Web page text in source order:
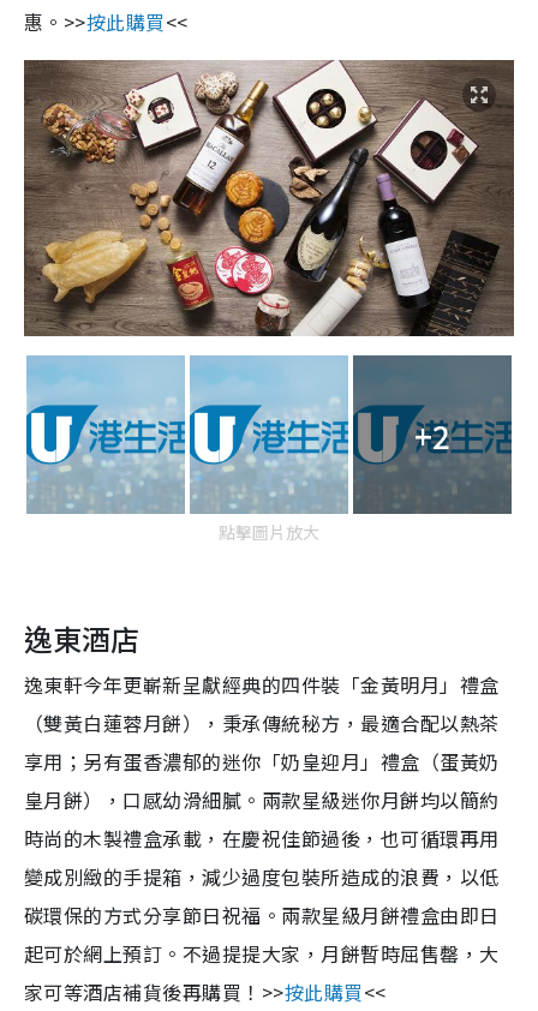
惠。>>按此購買<<
+2
點擊圖片放大
逸東酒店
逸東軒今年更嶄新呈獻經典的四件裝「金黃明月」禮盒
（雙黃白蓮蓉月餅），秉承傳統秘方，最適合配以熱茶
享用；另有蛋香濃郁的迷你「奶皇迎月」禮盒（蛋黃奶
皇月餅），口感幼滑細膩。兩款星級迷你月餅均以簡約
時尚的木製禮盒承載，在慶祝佳節過後，也可循環再用
變成別緻的手提箱，減少過度包裝所造成的浪費，以低
碳環保的方式分享節日祝福。兩款星級月餅禮盒由即日
起可於網上預訂。不過提提大家，月餅暫時屈售罄，大
家可等酒店補貨後再購買！>>按此購買<<